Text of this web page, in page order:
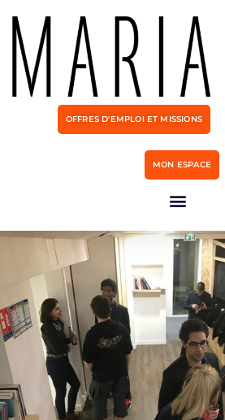
OFFRES D'EMPLOI ET MISSIONS
MON ESPACE